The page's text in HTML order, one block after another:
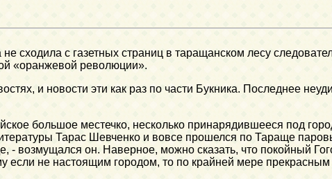
сходила с газетных страниц в таращанском лесу
«оранжевой революции».
и новости эти как раз по части Букника. Последнее
большое местечко, несколько принарядившееся под
Тарас Шевченко и вовсе прошелся по Тараще
- возмущался он. Наверное, можно сказать, что покойный
если не настоящим городом, то по крайней мере прекрасным